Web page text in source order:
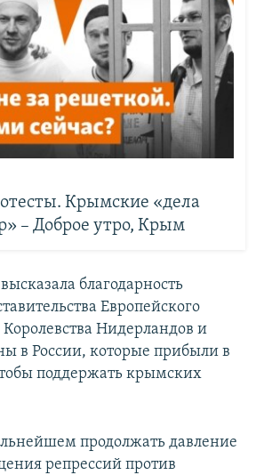
Крымские «дела
– Доброе утро, Крым
благодарность
Европейского
Королевства Нидерландов и
в России, которые прибыли в
поддержать крымских
продолжать давление
репрессий против